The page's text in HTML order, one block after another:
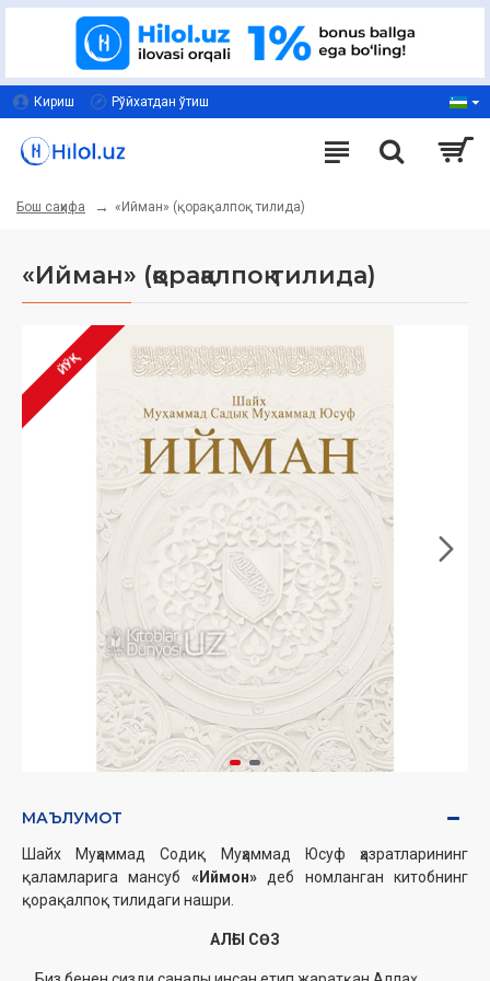
Кириш Рўйхатдан ўтиш
Бош саҳифа «Ийман» (қорақалпоқ тилида)
«Ийман» (қорақалпоқ тилида)
ЙЎҚ
МАЪЛУМОТ
Шайх Муҳаммад Содиқ Муҳаммад Юсуф ҳазратларининг
қаламларига мансуб «Иймон»деб номланган китобнинг
қорақалпоқ тилидаги нашри.
АЛҒЫ СӨЗ